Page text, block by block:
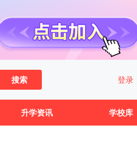
搜索
登录
升学资讯 学校库